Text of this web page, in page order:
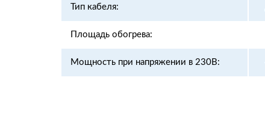
Тип кабеля:
Площадь обогрева:
Мощность при напряжении в 230В: